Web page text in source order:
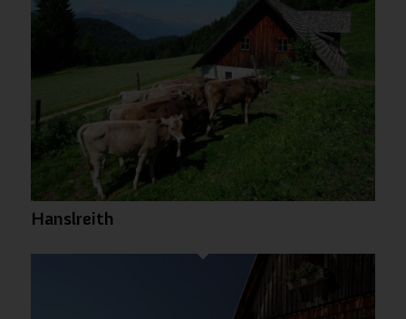
Andere externe Dienste
Datenschutz-Bestimmungen
Hanslreith